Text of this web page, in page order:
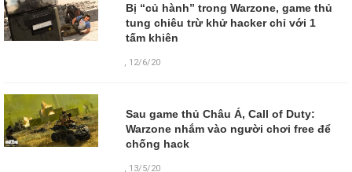
Bị “củ hành” trong Warzone, game thủ
tung chiêu trừ khử hacker chỉ với 1
tấm khiên
, 12/6/20
Sau game thủ Châu Á, Call of Duty:
Warzone nhắm vào người chơi free để
chống hack
, 13/5/20